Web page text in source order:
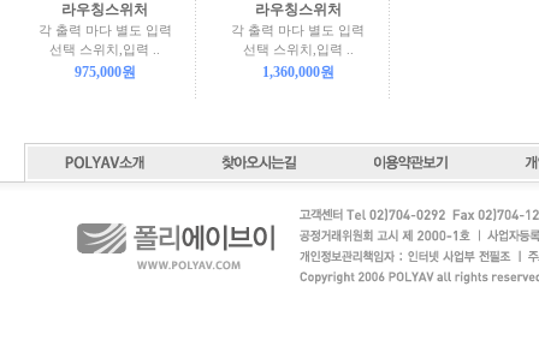
라우칭스위처
각 출력 마다 별도 입력
선택 스위치,입력 ..
975,000원
라우칭스위처
각 출력 마다 별도 입력
선택 스위치,입력 ..
1,360,000원